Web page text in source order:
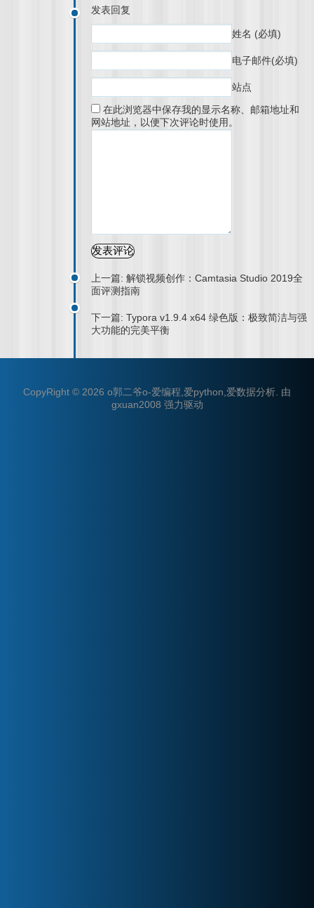
发表回复
姓名 (必填)
电子邮件(必填)
站点
在此浏览器中保存我的显示名称、邮箱地址和
网站地址，以便下次评论时使用。
上一篇: 解锁视频创作：Camtasia Studio 2019全
面评测指南
下一篇: Typora v1.9.4 x64 绿色版：极致简洁与强
大功能的完美平衡
CopyRight © 2026 o郭二爷o-爱编程,爱python,爱数据分析. 由
gxuan2008 强力驱动